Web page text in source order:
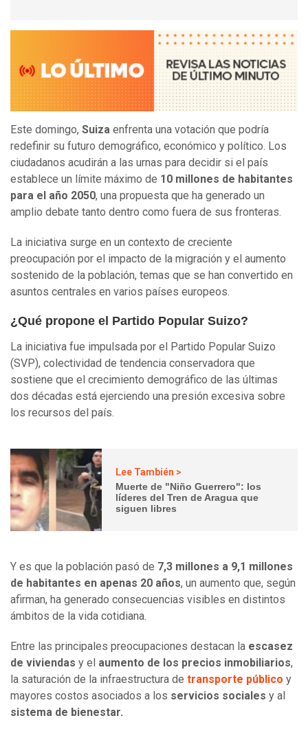
Este domingo, Suiza enfrenta una votación que podría
redefinir su futuro demográfico, económico y político. Los
ciudadanos acudirán a las urnas para decidir si el país
establece un límite máximo de 10 millones de habitantes
para el año 2050, una propuesta que ha generado un
amplio debate tanto dentro como fuera de sus fronteras.
La iniciativa surge en un contexto de creciente
preocupación por el impacto de la migración y el aumento
sostenido de la población, temas que se han convertido en
asuntos centrales en varios países europeos.
¿Qué propone el Partido Popular Suizo?
La iniciativa fue impulsada por el Partido Popular Suizo
(SVP), colectividad de tendencia conservadora que
sostiene que el crecimiento demográfico de las últimas
dos décadas está ejerciendo una presión excesiva sobre
los recursos del país.
Lee También >
Muerte de "Niño Guerrero": los
líderes del Tren de Aragua que
siguen libres
Y es que la población pasó de 7,3 millones a 9,1 millones
de habitantes en apenas 20 años, un aumento que, según
afirman, ha generado consecuencias visibles en distintos
ámbitos de la vida cotidiana.
Entre las principales preocupaciones destacan la escasez
de viviendas y el aumento de los precios inmobiliarios,
la saturación de la infraestructura de transporte público y
mayores costos asociados a los servicios sociales y al
sistema de bienestar.